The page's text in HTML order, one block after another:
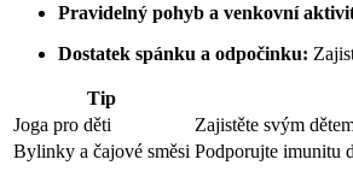
Pravidelný pohyb a venkovní
Dostatek spánku a odpočinku:
Tip
Joga pro děti
Zajistěte svým
Bylinky a čajové směsi Podporujte imunitu